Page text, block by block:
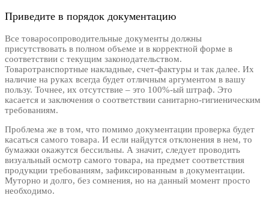
Приведите в порядок документацию
Все товаросопроводительные документы должны
присутствовать в полном объеме и в корректной форме в
соответствии с текущим законодательством.
Товаротранспортные накладные, счет-фактуры и так далее. Их
наличие на руках всегда будет отличным аргументом в вашу
пользу. Точнее, их отсутствие – это 100%-ый штраф. Это
касается и заключения о соответствии санитарно-гигиеническим
требованиям.
Проблема же в том, что помимо документации проверка будет
касаться самого товара. И если найдутся отклонения в нем, то
бумажки окажутся бессильны. А значит, следует проводить
визуальный осмотр самого товара, на предмет соответствия
продукции требованиям, зафиксированным в документации.
Муторно и долго, без сомнения, но на данный момент просто
необходимо.